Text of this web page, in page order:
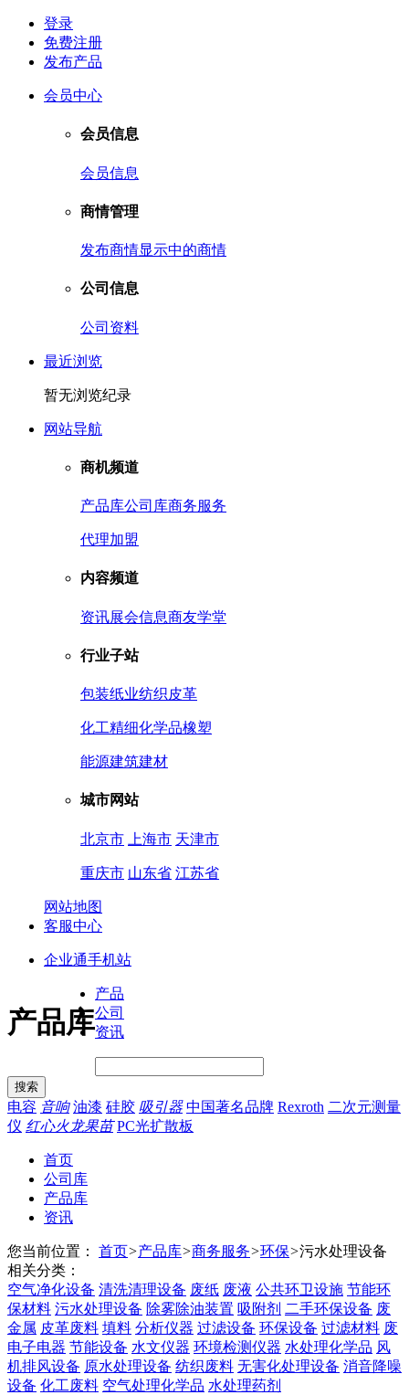
登录
免费注册
发布产品
会员中心
会员信息
会员信息
商情管理
发布商情显示中的商情
公司信息
公司资料
最近浏览
暂无浏览纪录
网站导航
商机频道
产品库公司库商务服务
代理加盟
内容频道
资讯展会信息商友学堂
行业子站
包装纸业纺织皮革
化工精细化学品橡塑
能源建筑建材
城市网站
北京市 上海市 天津市
重庆市 山东省 江苏省
网站地图
客服中心
企业通手机站
产品库
产品
公司
资讯
电容 音响 油漆 硅胶 吸引器 中国著名品牌 Rexroth 二次元测量
仪 红心火龙果苗 PC光扩散板
首页
公司库
产品库
资讯
您当前位置： 首页>产品库>商务服务>环保>污水处理设备
相关分类：
空气净化设备 清洗清理设备 废纸 废液 公共环卫设施 节能环
保材料 污水处理设备 除雾除油装置 吸附剂 二手环保设备 废
金属 皮革废料 填料 分析仪器 过滤设备 环保设备 过滤材料 废
电子电器 节能设备 水文仪器 环境检测仪器 水处理化学品 风
机排风设备 原水处理设备 纺织废料 无害化处理设备 消音降噪
设备 化工废料 空气处理化学品 水处理药剂